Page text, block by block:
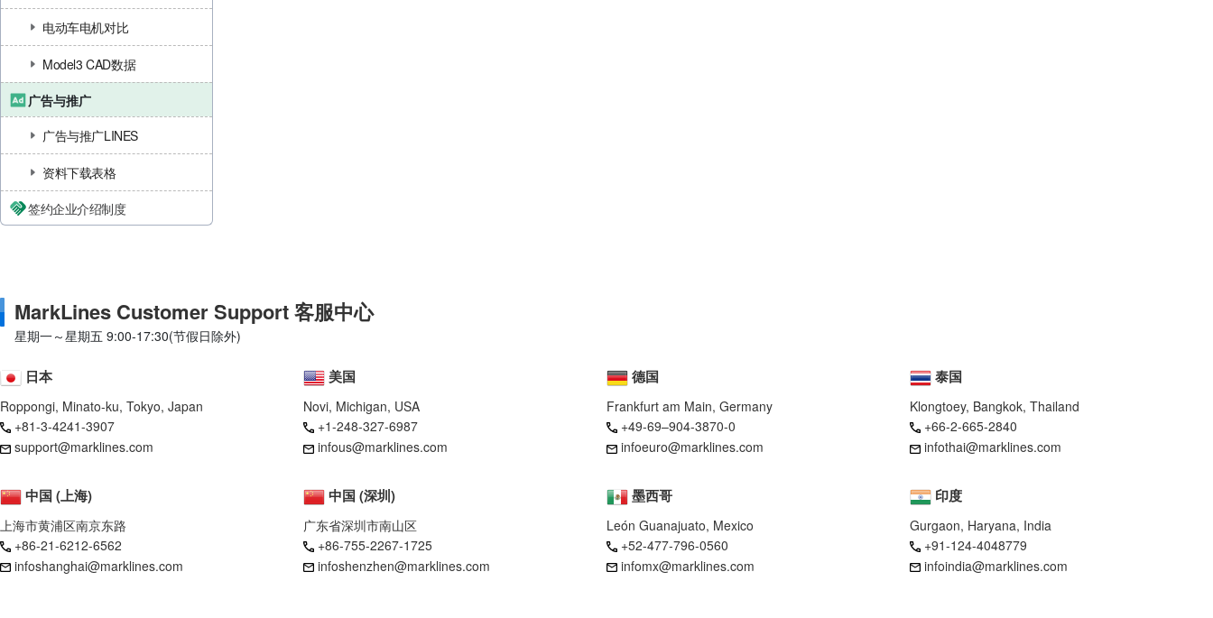
电动车电机对比
Model3 CAD数据
广告与推广
广告与推广LINES
资料下载表格
签约企业介绍制度
MarkLines Customer Support 客服中心
星期一～星期五 9:00-17:30(节假日除外)
日本
Roppongi, Minato-ku, Tokyo, Japan
+81-3-4241-3907
support@marklines.com
美国
Novi, Michigan, USA
+1-248-327-6987
infous@marklines.com
墨西哥
León Guanajuato, Mexico
+52-477-796-0560
infomx@marklines.com
德国
Frankfurt am Main, Germany
+49-69–904-3870-0
infoeuro@marklines.com
中国 (上海)
上海市黄浦区南京东路
+86-21-6212-6562
infoshanghai@marklines.com
中国 (深圳)
广东省深圳市南山区
+86-755-2267-1725
infoshenzhen@marklines.com
泰国
Klongtoey, Bangkok, Thailand
+66-2-665-2840
infothai@marklines.com
印度
Gurgaon, Haryana, India
+91-124-4048779
infoindia@marklines.com